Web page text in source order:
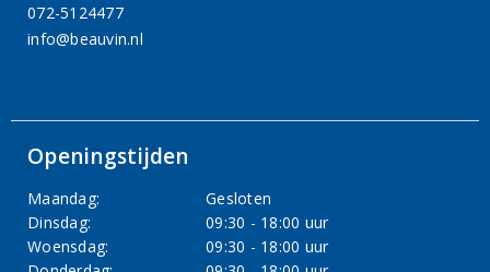
072-5124477
info@beauvin.nl
Openingstijden
Maandag:
Gesloten
Dinsdag:
09:30 - 18:00 uur
Woensdag:
09:30 - 18:00 uur